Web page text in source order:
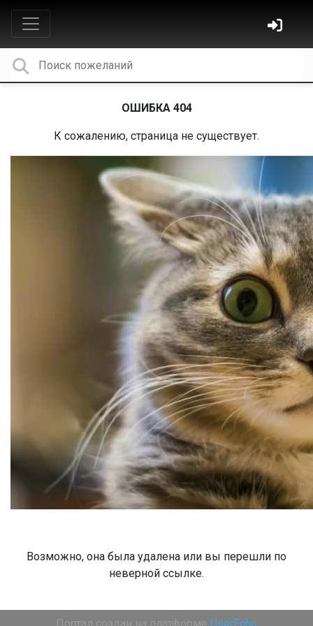
ОШИБКА 404
К сожалению, страница не существует.
Возможно, она была удалена или вы перешли по
неверной ссылке.